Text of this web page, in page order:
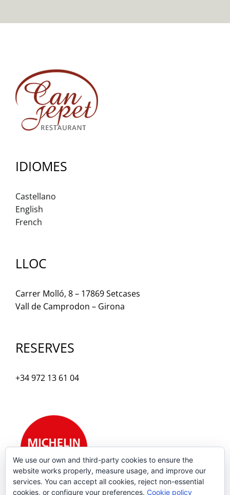
IDIOMES
Castellano
English
French
LLOC
Carrer Molló, 8 – 17869 Setcases
Vall de Camprodon – Girona
RESERVES
+34 972 13 61 04
We use our own and third-party cookies to ensure the
website works properly, measure usage, and improve our
services. You can accept all cookies, reject non-essential
cookies, or configure your preferences. Cookie policy